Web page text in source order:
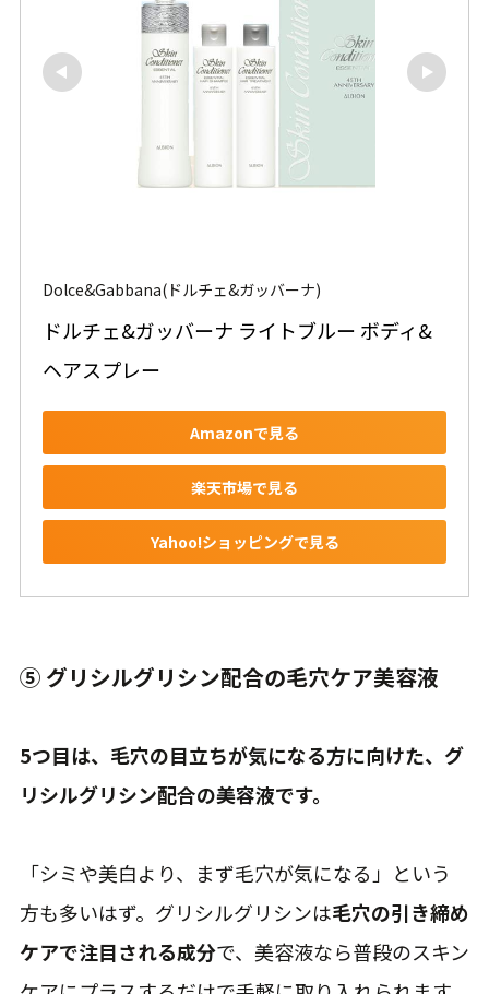
Dolce&Gabbana(ドルチェ&ガッバーナ)
ドルチェ&ガッバーナ ライトブルー ボディ&
ヘアスプレー
Amazonで見る
楽天市場で見る
Yahoo!ショッピングで見る
⑤ グリシルグリシン配合の毛穴ケア美容液
5つ目は、毛穴の目立ちが気になる方に向けた、グ
リシルグリシン配合の美容液です。
「シミや美白より、まず毛穴が気になる」という
方も多いはず。グリシルグリシンは毛穴の引き締め
ケアで注目される成分で、美容液なら普段のスキン